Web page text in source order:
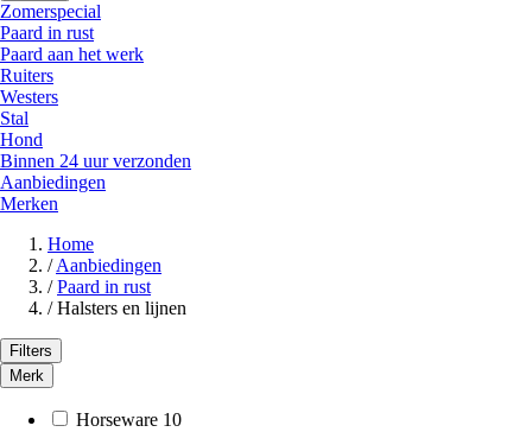
Zomerspecial
Paard in rust
Paard aan het werk
Ruiters
Westers
Stal
Hond
Binnen 24 uur verzonden
Aanbiedingen
Merken
Home
/ Aanbiedingen
/ Paard in rust
/ Halsters en lijnen
Filters
Merk
Horseware 10